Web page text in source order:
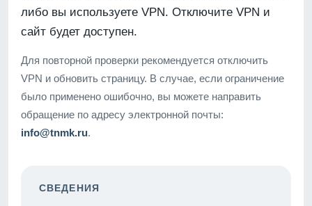
либо вы используете VPN. Отключите VPN и
сайт будет доступен.
Для повторной проверки рекомендуется отключить
VPN и обновить страницу. В случае, если ограничение
было применено ошибочно, вы можете направить
обращение по адресу электронной почты:
info@tnmk.ru.
СВЕДЕНИЯ